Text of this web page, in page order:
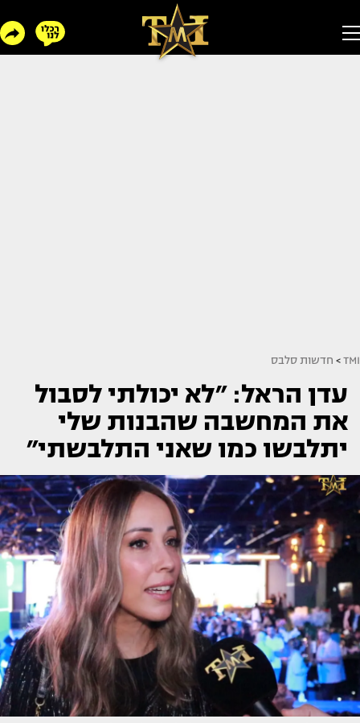
TMI
> חדשות סלבס
עדן הראל: ״לא יכולתי לסבול
את המחשבה שהבנות שלי
יתלבשו כמו שאני התלבשתי״